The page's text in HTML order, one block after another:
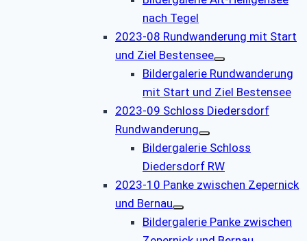
nach Tegel
2023-08 Rundwanderung mit Start
und Ziel Bestensee
Bildergalerie Rundwanderung
mit Start und Ziel Bestensee
2023-09 Schloss Diedersdorf
Rundwanderung
Bildergalerie Schloss
Diedersdorf RW
2023-10 Panke zwischen Zepernick
und Bernau
Bildergalerie Panke zwischen